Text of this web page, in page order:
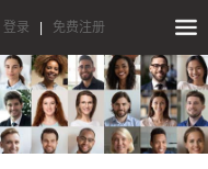
登录 免费注册